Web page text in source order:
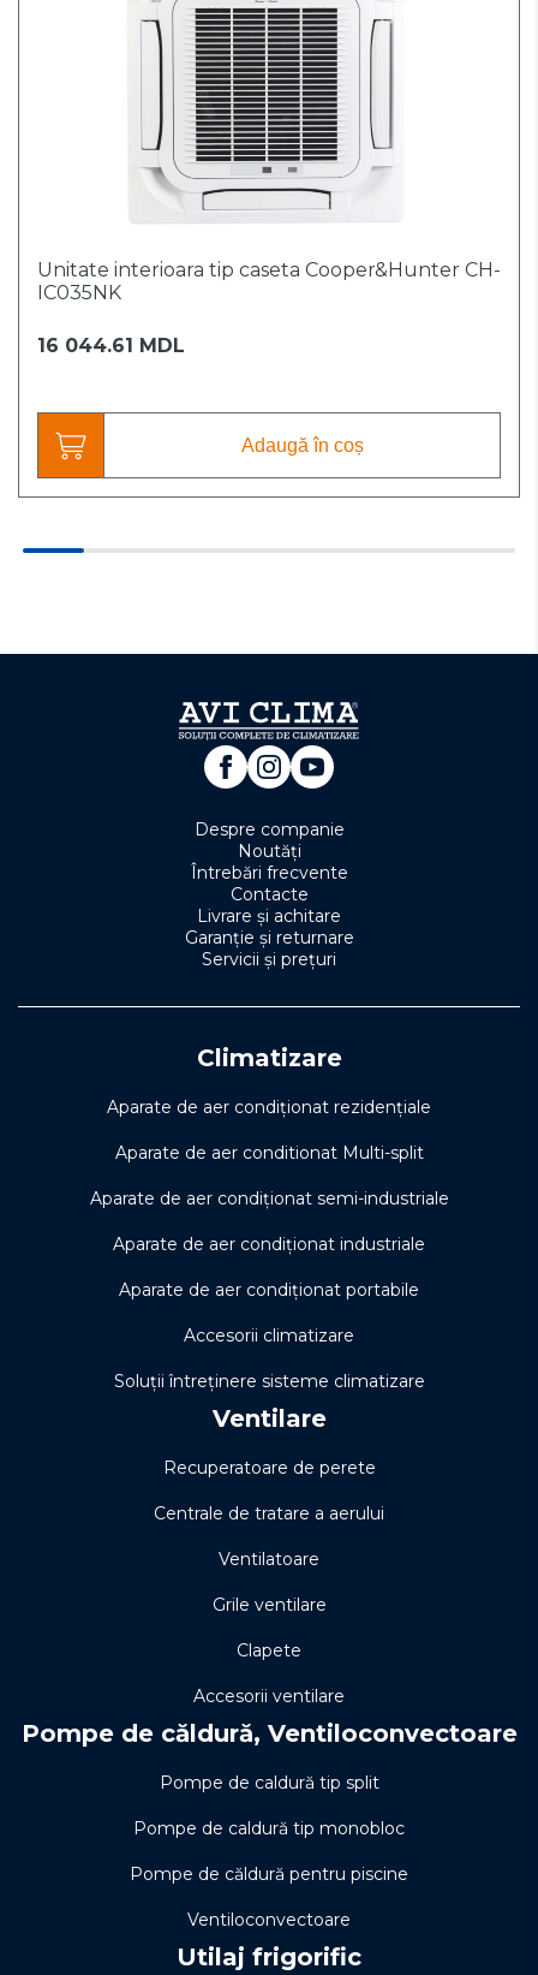
Unitate interioara tip caseta Cooper&Hunter CH-
IC035NK
16 044.61 MDL
Adaugă în coș
Despre companie
Noutăți
Întrebări frecvente
Contacte
Livrare și achitare
Garanție și returnare
Servicii și prețuri
Climatizare
Aparate de aer condiționat rezidențiale
Aparate de aer conditionat Multi-split
Aparate de aer condiționat semi-industriale
Aparate de aer condiționat industriale
Aparate de aer condiționat portabile
Accesorii climatizare
Soluţii întreţinere sisteme climatizare
Ventilare
Recuperatoare de perete
Centrale de tratare a aerului
Ventilatoare
Grile ventilare
Clapete
Accesorii ventilare
Pompe de căldură, Ventiloconvectoare
Pompe de caldură tip split
Pompe de caldură tip monobloc
Pompe de căldură pentru piscine
Ventiloconvectoare
Utilaj frigorific